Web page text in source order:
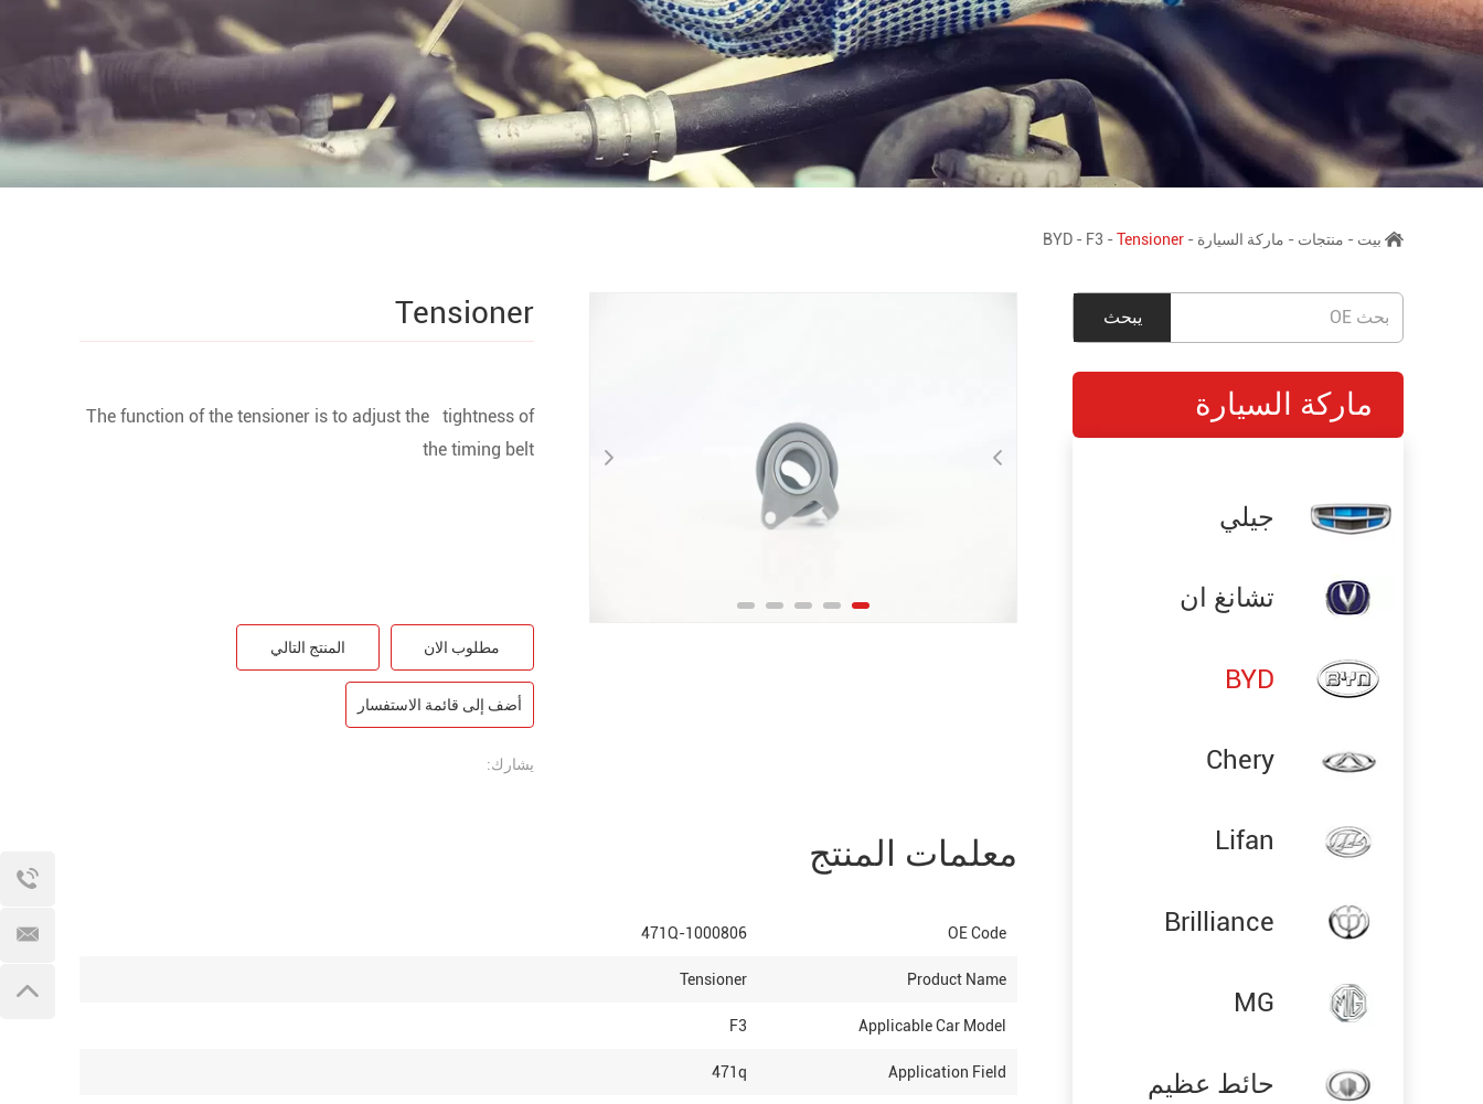
بيت - منتجات - ماركة السيارة -
BYD - F3 -Tensioner
Tensioner
The function of the tensioner is to adjust the tightness of
the timing belt
مطلوب الان المنتج التالي
أضف إلى قائمة الاستفسار
يشارك:
معلمات المنتج
OE Code
471Q-1000806
Product Name
Tensioner
Applicable Car Model
F3
Application Field
471q
ماركة السيارة
جيلي
تشانغ ان
BYD
Chery
Lifan
Brilliance
MG
حائط عظيم